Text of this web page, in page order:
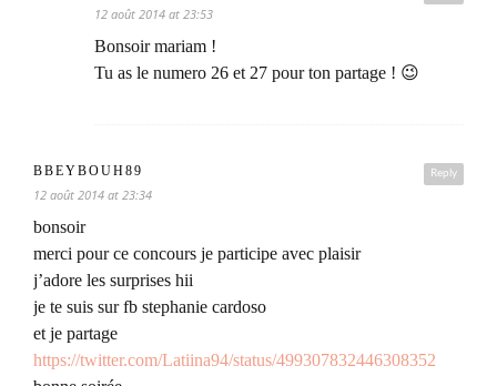
12 août 2014 at 23:53
Bonsoir mariam !
Tu as le numero 26 et 27 pour ton partage ! 😉
Reply
BBEYBOUH89
12 août 2014 at 23:34
bonsoir
merci pour ce concours je participe avec plaisir
j’adore les surprises hii
je te suis sur fb stephanie cardoso
et je partage
https://twitter.com/Latiina94/status/499307832446308352